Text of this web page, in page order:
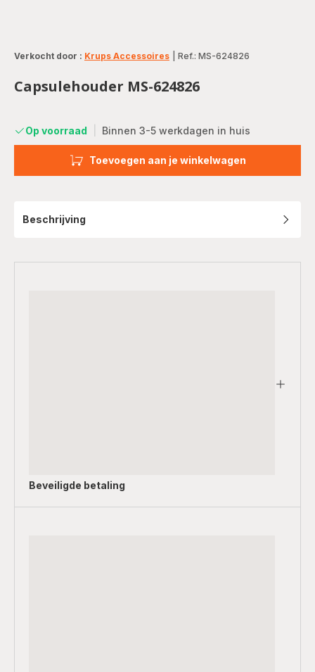
Verkocht door : Krups Accessoires Ref.: MS-624826
Capsulehouder MS-624826
Op voorraad Binnen 3-5 werkdagen in huis
Toevoegen aan je winkelwagen
Beschrijving
Beveiligde betaling